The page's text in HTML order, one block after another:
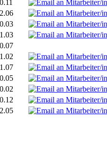
0.11
2.06
0.03
1.03
0.07
1.02
1.07
0.05
0.02
0.12
2.05